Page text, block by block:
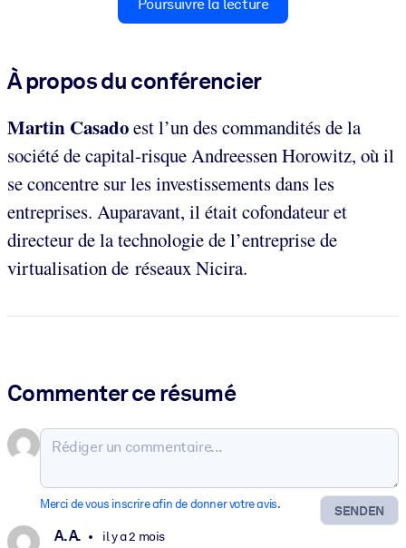
Poursuivre la lecture
À propos du conférencier
Martin Casadoest l’un des commandités de la
société de capital-risque Andreessen Horowitz, où il
se concentre sur les investissements dans les
entreprises. Auparavant, il était cofondateur et
directeur de la technologie de l’entreprise de
virtualisation de réseaux Nicira.
Commenter ce résumé
SENDEN
Merci de vous inscrire afin de donner votre avis.
A. A. il y a 2 mois